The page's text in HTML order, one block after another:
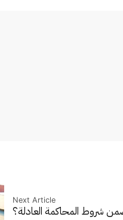
Next Article
شروط المحاكمة العادلة؟